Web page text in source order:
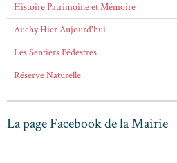
Histoire Patrimoine et Mémoire
Auchy Hier Aujourd'hui
Les Sentiers Pédestres
Réserve Naturelle
La page Facebook de la Mairie